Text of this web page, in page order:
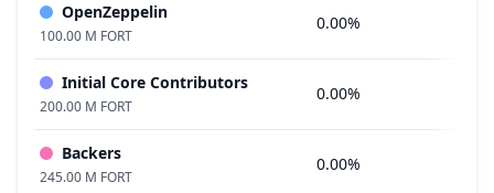
OpenZeppelin
100.00 M FORT
0.00%
Initial Core Contributors
200.00 M FORT
0.00%
Backers
245.00 M FORT
0.00%